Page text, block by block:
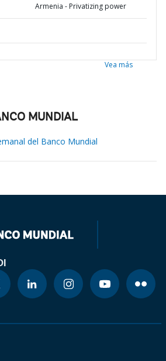
Armenia - Privatizing power
Vea más
MUNDIAL
del Banco Mundial